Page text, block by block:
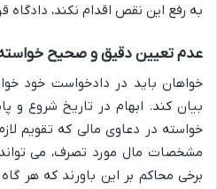
به رفع این نقص اقدام نکند، دادگاه
عدم تعیین دقیق و صحیح
خواهان باید در دادخواست خود
بیان کند. ابهام در تاریخ شروع و
خواسته در دعاوی مالی که تقویم
مشخصات مال مورد تصرف، می
برخی محاکم بر این باورند که هر